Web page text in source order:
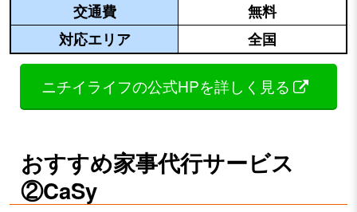
交通費
無料
対応エリア
全国
ニチイライフの公式HPを詳しく見る
おすすめ家事代行サービス
②CaSy